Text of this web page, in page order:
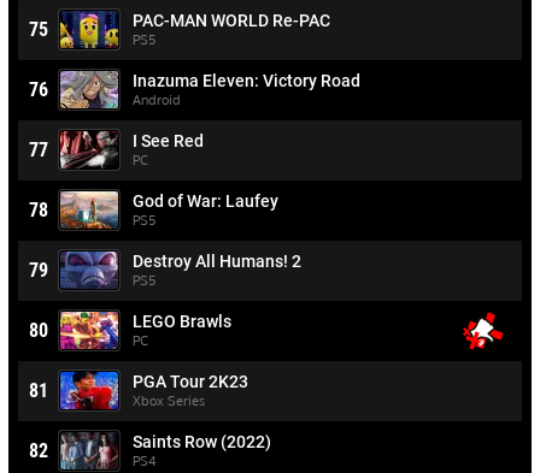
75 PAC-MAN WORLD Re-PAC
PS5
76 Inazuma Eleven: Victory Road
Android
77 I See Red
PC
78 God of War: Laufey
PS5
79 Destroy All Humans! 2
PS5
80 LEGO Brawls
PC
81 PGA Tour 2K23
Xbox Series
82 Saints Row (2022)
PS4